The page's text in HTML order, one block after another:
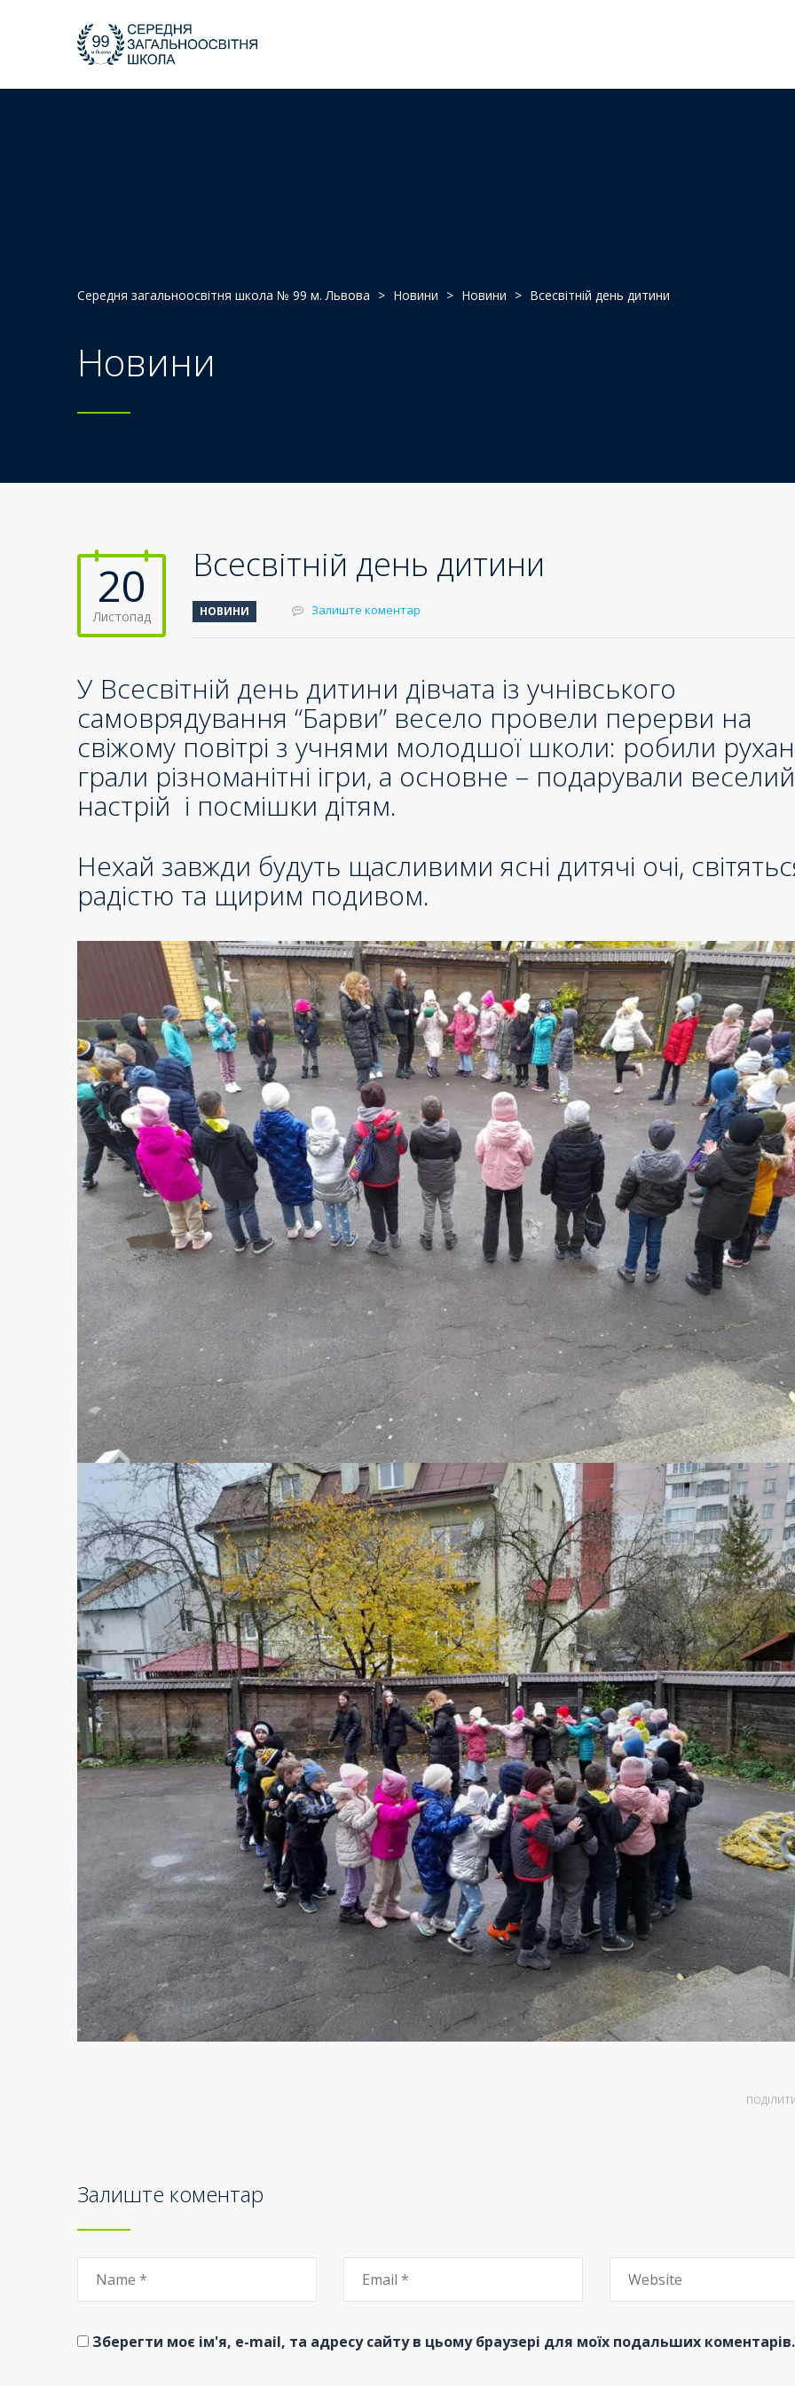
Середня загальноосвітня школа № 99 м. Львова > Новини > Новини > Всесвітній день дитини
Новини
20
Листопад
Всесвітній день дитини
НОВИНИ Залиште коментар
У Всесвітній день дитини дівчата із учнівського
самоврядування “Барви” весело провели перерви на
свіжому повітрі з учнями молодшої школи: робили
грали різноманітні ігри, а основне – подарували веселий
настрій і посмішки дітям.
Нехай завжди будуть щасливими ясні дитячі очі,
радістю та щирим подивом.
Залиште коментар
Зберегти моє ім'я, e-mail, та адресу сайту в цьому браузері для моїх подальших коментарів.